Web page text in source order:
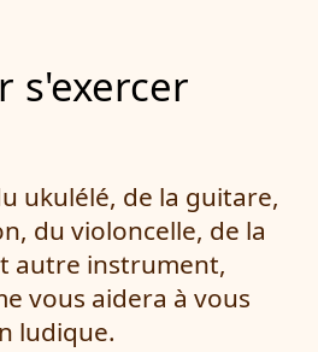
s'exercer
ukulélé, de la guitare,
du violoncelle, de la
autre instrument,
vous aidera à vous
ludique.